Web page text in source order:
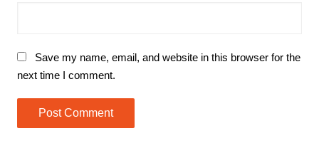
Save my name, email, and website in this browser for the
next time I comment.